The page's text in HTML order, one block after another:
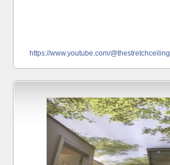
https://www.youtube.com/@thestretchceiling